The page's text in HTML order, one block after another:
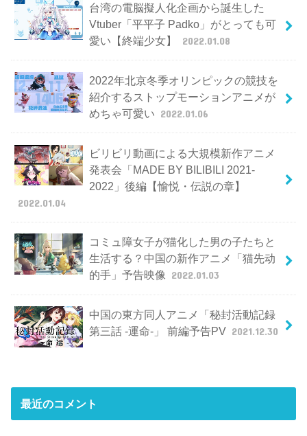
台湾の電脳擬人化企画から誕生した
Vtuber「平平子 Padko」がとっても可
愛い【終端少女】
2022.01.08
2022年北京冬季オリンピックの競技を
紹介するストップモーションアニメが
めちゃ可愛い 2022.01.06
ビリビリ動画による大規模新作アニメ
発表会「MADE BY BILIBILI 2021-
2022」後編【愉悦・伝説の章】
2022.01.04
コミュ障女子が猫化した男の子たちと
生活する？中国の新作アニメ「猫先动
的手」予告映像
2022.01.03
中国の東方同人アニメ「秘封活動記録
第三話 -運命-」 前編予告PV 2021.12.30
最近のコメント